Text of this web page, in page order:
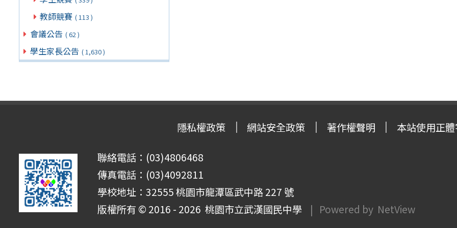
教師競賽 ( 113 )
會議公告 ( 62 )
學生家長公告 ( 1,630 )
隱私權政策 網站安全政策 著作權聲明 本站使用正
聯絡電話：(03)4806468
傳真電話：(03)4092811
學校地址：32555 桃園市龍潭區武中路 227 號
版權所有 © 2016 - 2026 桃園市立武漢國民中學 | Powered by NetView